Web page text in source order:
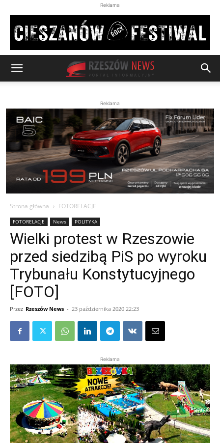
Reklama
Reklama
Strona główna FOTORELACJE
FOTORELACJE News POLITYKA
Wielki protest w Rzeszowie
przed siedzibą PiS po wyroku
Trybunału Konstytucyjnego
[FOTO]
Przez Rzeszów News - 23 października 2020 22:23
Reklama